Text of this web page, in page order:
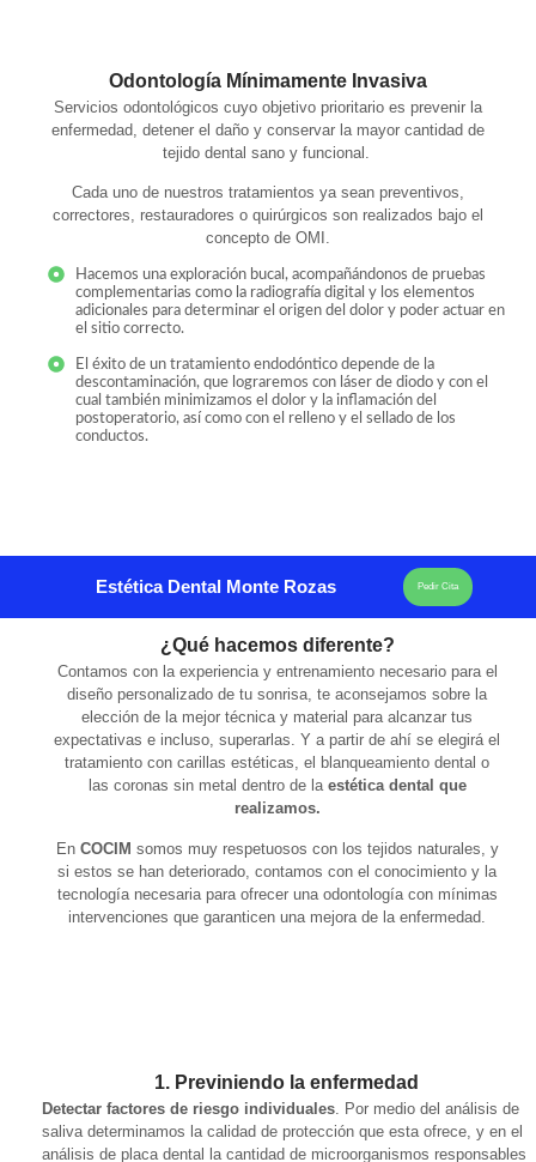
Odontología Mínimamente Invasiva
Servicios odontológicos cuyo objetivo prioritario es prevenir la
enfermedad, detener el daño y conservar la mayor cantidad de
tejido dental sano y funcional.
Cada uno de nuestros tratamientos ya sean preventivos,
correctores, restauradores o quirúrgicos son realizados bajo el
concepto de OMI.
Hacemos una exploración bucal, acompañándonos de pruebas
complementarias como la radiografía digital y los elementos
adicionales para determinar el origen del dolor y poder actuar en
el sitio correcto.
El éxito de un tratamiento endodóntico depende de la
descontaminación, que lograremos con láser de diodo y con el
cual también minimizamos el dolor y la inflamación del
postoperatorio, así como con el relleno y el sellado de los
conductos.
Estética Dental Monte Rozas Pedir Cita
¿Qué hacemos diferente?
Contamos con la experiencia y entrenamiento necesario para el
diseño personalizado de tu sonrisa, te aconsejamos sobre la
elección de la mejor técnica y material para alcanzar tus
expectativas e incluso, superarlas. Y a partir de ahí se elegirá el
tratamiento con carillas estéticas, el blanqueamiento dental o
las coronas sin metal dentro de la estética dental que
realizamos.
En COCIM somos muy respetuosos con los tejidos naturales, y
si estos se han deteriorado, contamos con el conocimiento y la
tecnología necesaria para ofrecer una odontología con mínimas
intervenciones que garanticen una mejora de la enfermedad.
1. Previniendo la enfermedad
Detectar factores de riesgo individuales. Por medio del análisis de
saliva determinamos la calidad de protección que esta ofrece, y en el
análisis de placa dental la cantidad de microorganismos responsables